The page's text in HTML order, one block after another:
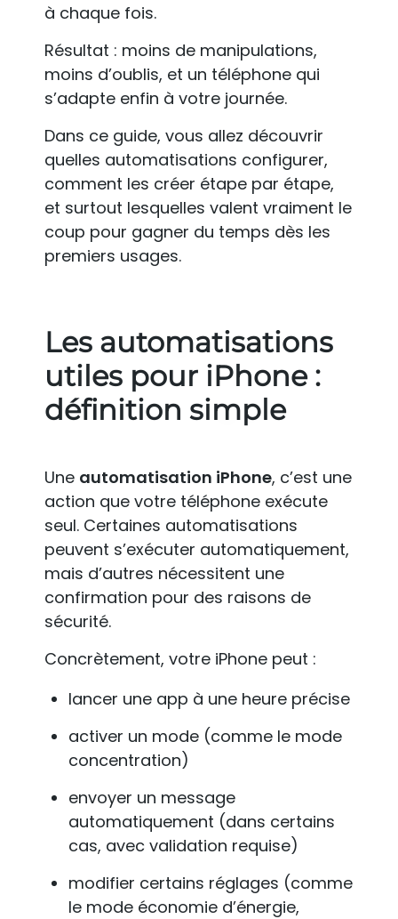
à chaque fois.
Résultat : moins de manipulations,
moins d’oublis, et un téléphone qui
s’adapte enfin à votre journée.
Dans ce guide, vous allez découvrir
quelles automatisations configurer,
comment les créer étape par étape,
et surtout lesquelles valent vraiment le
coup pour gagner du temps dès les
premiers usages.
Les automatisations
utiles pour iPhone :
définition simple
Une automatisation iPhone, c’est une
action que votre téléphone exécute
seul. Certaines automatisations
peuvent s’exécuter automatiquement,
mais d’autres nécessitent une
confirmation pour des raisons de
sécurité.
Concrètement, votre iPhone peut :
lancer une app à une heure précise
activer un mode (comme le mode
concentration)
envoyer un message
automatiquement (dans certains
cas, avec validation requise)
modifier certains réglages (comme
le mode économie d’énergie,